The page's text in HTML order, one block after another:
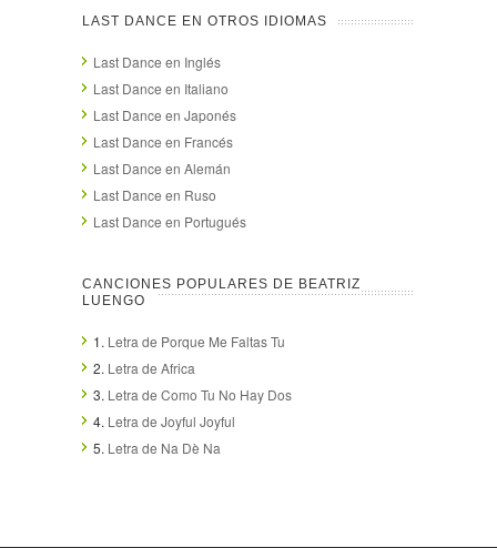
LAST DANCE EN OTROS IDIOMAS
Last Dance en Inglés
Last Dance en Italiano
Last Dance en Japonés
Last Dance en Francés
Last Dance en Alemán
Last Dance en Ruso
Last Dance en Portugués
CANCIONES POPULARES DE BEATRIZ
LUENGO
1. Letra de Porque Me Faltas Tu
2. Letra de Africa
3. Letra de Como Tu No Hay Dos
4. Letra de Joyful Joyful
5. Letra de Na Dè Na